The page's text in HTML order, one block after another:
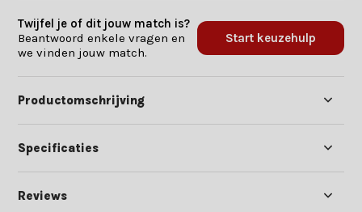
Twijfel je of dit jouw match is?
Beantwoord enkele vragen en
we vinden jouw match.
Start keuzehulp
Productomschrijving
Specificaties
Reviews